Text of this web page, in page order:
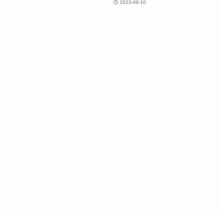
2023-09-10